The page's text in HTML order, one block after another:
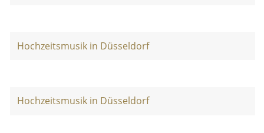
Hochzeitsmusik in Düsseldorf
Hochzeitsmusik in Düsseldorf